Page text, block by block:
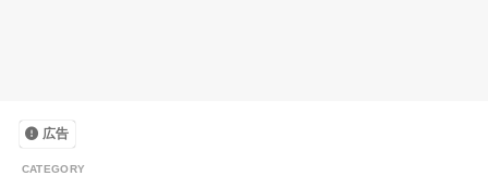
広告